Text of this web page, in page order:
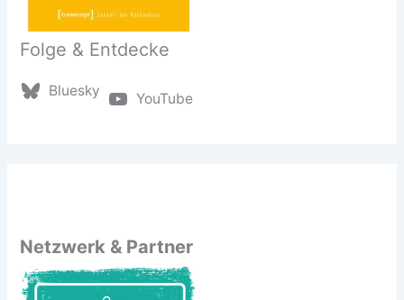
Folge & Entdecke
Bluesky YouTube
Netzwerk & Partner